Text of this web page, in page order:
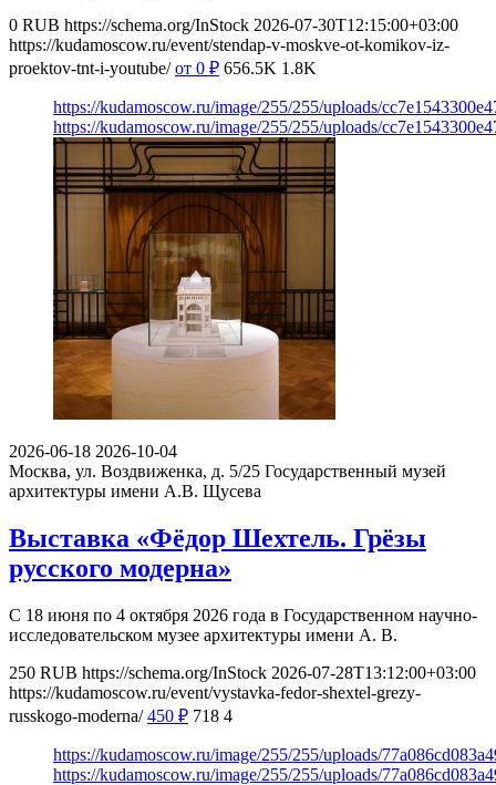
0 RUB https://schema.org/InStock 2026-07-30T12:15:00+03:00
https://kudamoscow.ru/event/stendap-v-moskve-ot-komikov-iz-
proektov-tnt-i-youtube/ от 0 ₽ 656.5K 1.8K
https://kudamoscow.ru/image/255/255/uploads/
https://kudamoscow.ru/image/255/255/uploads/
2026-06-18 2026-10-04
Москва, ул. Воздвиженка, д. 5/25 Государственный музей
архитектуры имени А.В. Щусева
Выставка «Фёдор Шехтель. Грёзы
русского модерна»
С 18 июня по 4 октября 2026 года в Государственном научно-
исследовательском музее архитектуры имени А. В.
250 RUB https://schema.org/InStock 2026-07-28T13:12:00+03:00
https://kudamoscow.ru/event/vystavka-fedor-shextel-grezy-
russkogo-moderna/ 450 ₽ 718 4
https://kudamoscow.ru/image/255/255/uploads/
https://kudamoscow.ru/image/255/255/uploads/